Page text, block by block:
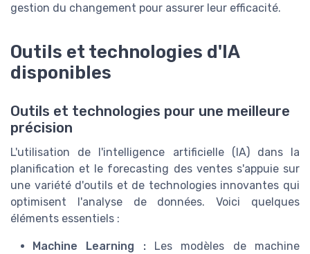
gestion du changement pour assurer leur efficacité.
Outils et technologies d'IA
disponibles
Outils et technologies pour une meilleure
précision
L'utilisation de l'intelligence artificielle (IA) dans la
planification et le forecasting des ventes s'appuie sur
une variété d'outils et de technologies innovantes qui
optimisent l'analyse de données. Voici quelques
éléments essentiels :
Machine Learning :Les modèles de machine